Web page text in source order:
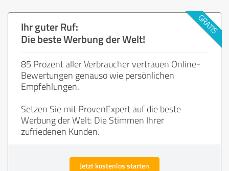
Ihr guter Ruf:
Die beste Werbung der Welt!
85 Prozent aller Verbraucher vertrauen Online-
Bewertungen genauso wie persönlichen
Empfehlungen.
Setzen Sie mit ProvenExpert auf die beste
Werbung der Welt: Die Stimmen Ihrer
zufriedenen Kunden.
Jetzt kostenlos starten